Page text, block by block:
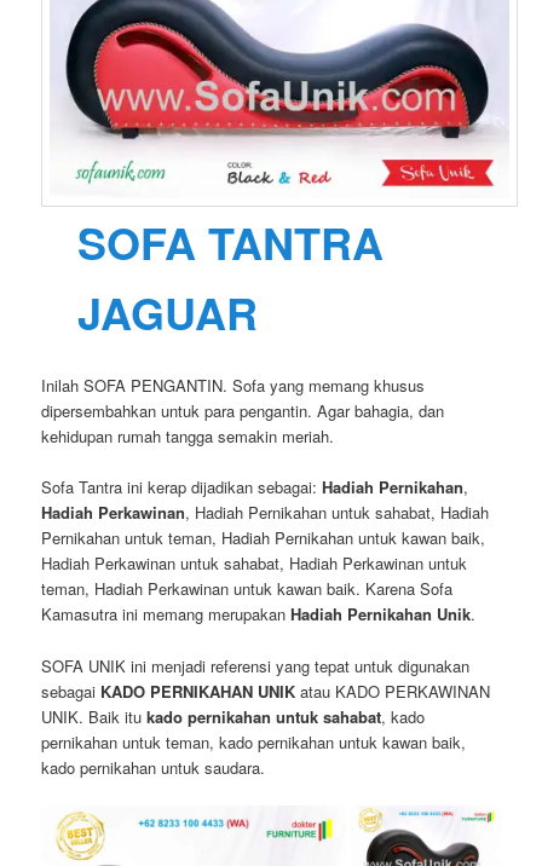
SOFA TANTRA
JAGUAR
Inilah SOFA PENGANTIN. Sofa yang memang khusus
dipersembahkan untuk para pengantin. Agar bahagia, dan
kehidupan rumah tangga semakin meriah.
Sofa Tantra ini kerap dijadikan sebagai:Hadiah Pernikahan,
Hadiah Perkawinan, Hadiah Pernikahan untuk sahabat, Hadiah
Pernikahan untuk teman, Hadiah Pernikahan untuk kawan baik,
Hadiah Perkawinan untuk sahabat, Hadiah Perkawinan untuk
teman, Hadiah Perkawinan untuk kawan baik. Karena Sofa
Kamasutra ini memang merupakanHadiah Pernikahan Unik.
SOFA UNIK ini menjadi referensi yang tepat untuk digunakan
sebagai KADO PERNIKAHAN UNIK atau KADO PERKAWINAN
UNIK. Baik itukado pernikahan untuk sahabat, kado
pernikahan untuk teman, kado pernikahan untuk kawan baik,
kado pernikahan untuk saudara.